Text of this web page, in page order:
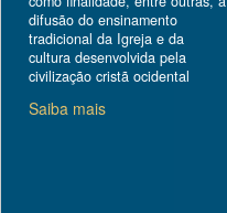
difusão do ensinamento
tradicional da Igreja e da
cultura desenvolvida pela
civilização cristã ocidental
Saiba mais